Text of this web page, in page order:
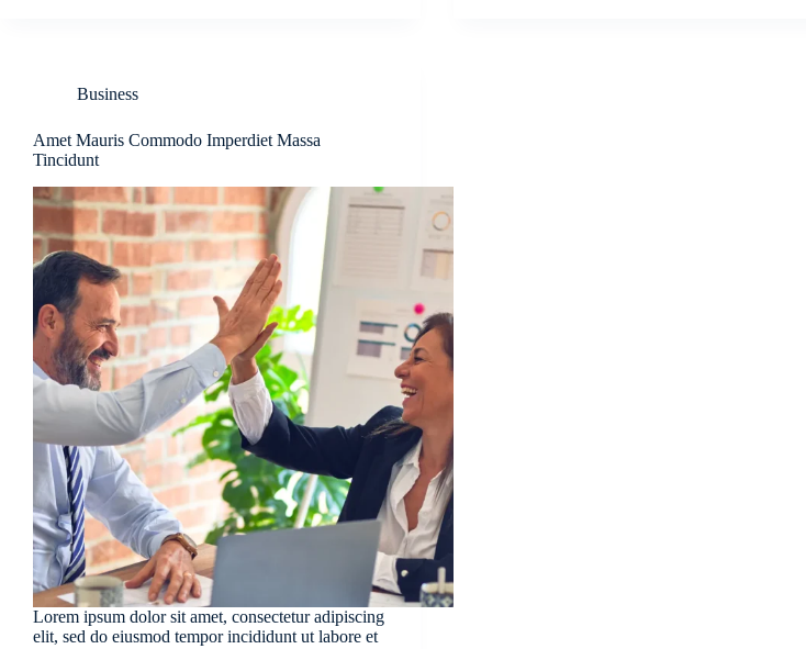
Business
Amet Mauris Commodo Imperdiet Massa
Tincidunt
Lorem ipsum dolor sit amet, consectetur adipiscing
elit, sed do eiusmod tempor incididunt ut labore et